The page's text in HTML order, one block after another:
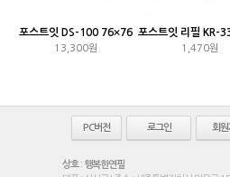
포스트잇 DS-100 76×76
13,300원 1,470원
PC버전 로그인 회원
상호 : 행복한연필